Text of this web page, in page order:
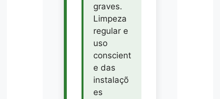
graves.
Limpeza
regular e
uso
conscient
e das
instalaçõ
es